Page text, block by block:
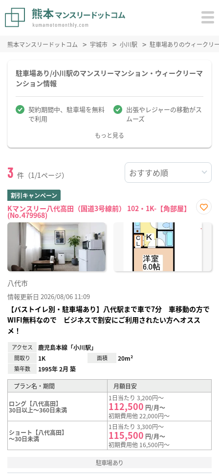
熊本マンスリードットコム 宇城市 小川駅 駐車場ありのウィークリ
駐車場あり/小川駅のマンスリーマンション・ウィークリーマ
ンション情報
契約期間中、駐車場を無料
で利用
出張やレジャーの移動がス
ムーズ
もっと見る
3 件（1/1ページ）
割引キャンペーン
Kマンスリー八代高田（国道3号線前） 102・1K-【角部屋】
(No.479968)
に入
り登
八代市
情報更新日 2026/08/06 11:09
【バストイレ別・駐車場あり】八代駅まで車で7分 車移動の方で
WIFI無料なので ビジネスで割安にご利用されたい方へオスス
メ！
アクセス 鹿児島本線「小川駅」
間取り 1K 面積 20m²
築年数 1995年 2月 築
プラン名・期間 月額目安
ロング【八代高田】
30日以上～360日未満
1日当たり 3,200円～
112,500 円/月～
初期費用他 22,000円～
ショート【八代高田】
～30日未満
1日当たり 3,300円～
115,500 円/月～
初期費用他 16,500円～
駐車場あり